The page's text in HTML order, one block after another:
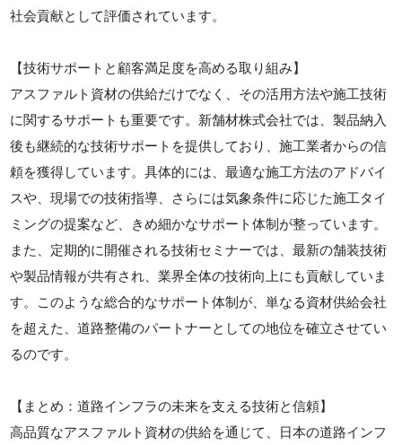
社会貢献として評価されています。
【技術サポートと顧客満足度を高める取り組み】
アスファルト資材の供給だけでなく、その活用方法や施工技術
に関するサポートも重要です。新舗材株式会社では、製品納入
後も継続的な技術サポートを提供しており、施工業者からの信
頼を獲得しています。具体的には、最適な施工方法のアドバイ
スや、現場での技術指導、さらには気象条件に応じた施工タイ
ミングの提案など、きめ細かなサポート体制が整っています。
また、定期的に開催される技術セミナーでは、最新の舗装技術
や製品情報が共有され、業界全体の技術向上にも貢献していま
す。このような総合的なサポート体制が、単なる資材供給会社
を超えた、道路整備のパートナーとしての地位を確立させてい
るのです。
【まとめ：道路インフラの未来を支える技術と信頼】
高品質なアスファルト資材の供給を通じて、日本の道路インフ